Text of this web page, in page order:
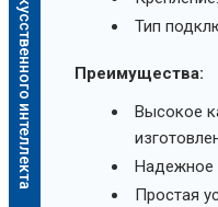
Тип
Преимущества:
Высокое
Надежное
Простая